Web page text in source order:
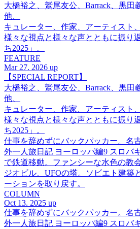
大橋裕之、鷲尾友公、Barrack、黒田
他、
キュレーター、作家、アーティスト
様々な視点と様々な声とともに振り
ち2025」。
FEATURE
Mar 27. 2026 up
【SPECIAL REPORT】
大橋裕之、鷲尾友公、Barrack、黒田
他、
キュレーター、作家、アーティスト
様々な視点と様々な声とともに振り
ち2025」。
仕事を辞めずにバックパッカー。名
外一人旅日記 ヨーロッパ編9 スロバ
で鉄道移動。ファンシーな水色の教
ジオビル、UFOの塔。ソビエト建築
ーションを取り戻す。
COLUMN
Oct 13. 2025 up
仕事を辞めずにバックパッカー。名
外一人旅日記 ヨーロッパ編9 スロバ